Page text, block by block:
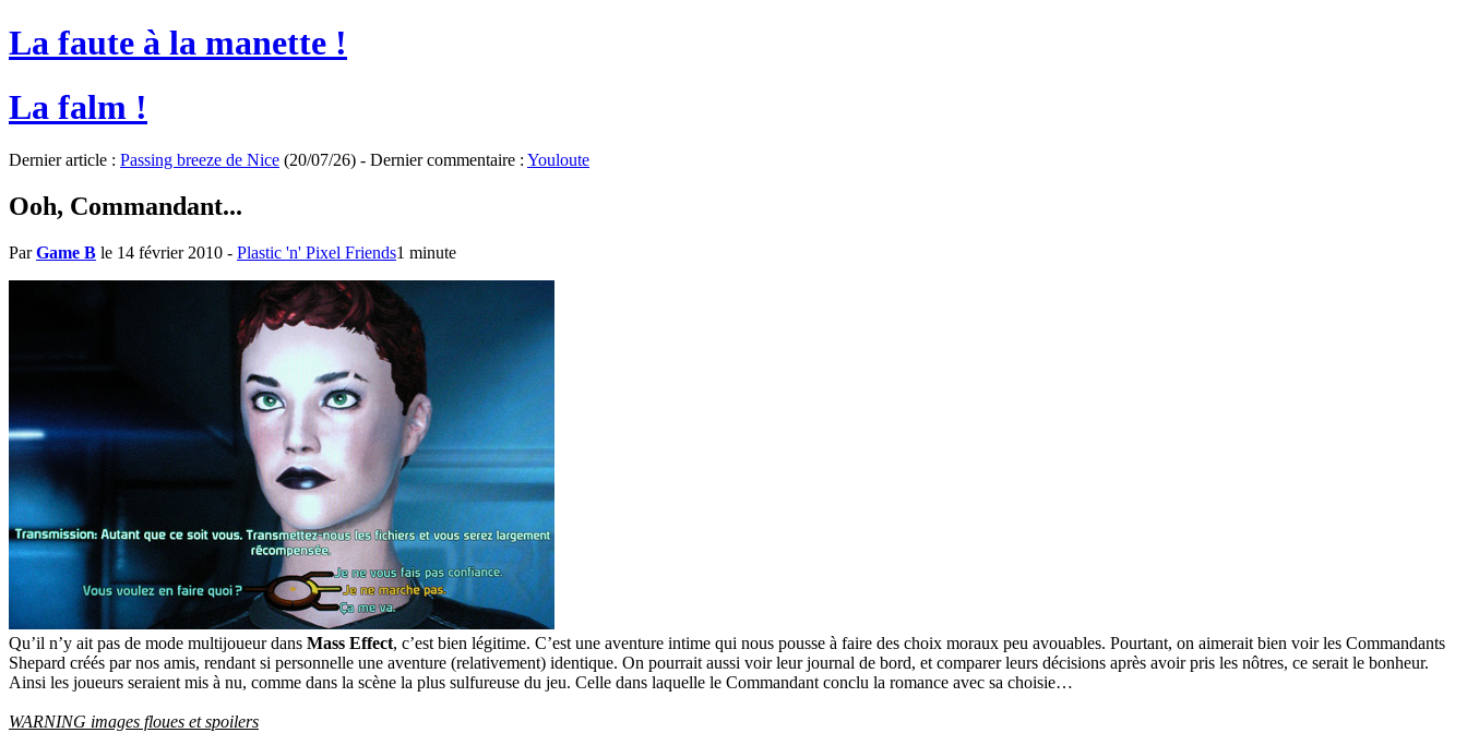
La faute à la manette !
La falm !
Dernier article : Passing breeze de Nice (20/07/26) - Dernier commentaire : Youloute
Ooh, Commandant...
ParGame B le 14 février 2010 - Plastic 'n' Pixel Friends1 minute
Qu’il n’y ait pas de mode multijoueur dans Mass Effect, c’est bien légitime. C’est une aventure intime qui nous pousse à faire des choix moraux peu avouables. Pourtant, on aimerait bien voir les Commandants
Shepard créés par nos amis, rendant si personnelle une aventure (relativement) identique. On pourrait aussi voir leur journal de bord, et comparer leurs décisions après avoir pris les nôtres, ce serait le bonheur.
Ainsi les joueurs seraient mis à nu, comme dans la scène la plus sulfureuse du jeu. Celle dans laquelle le Commandant conclu la romance avec sa choisie…
WARNING images floues et spoilers